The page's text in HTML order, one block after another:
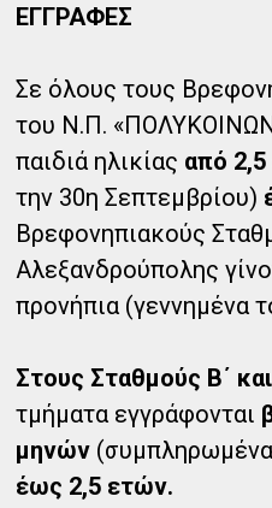
ΕΓΓΡΑΦΕΣ
Σε όλους τους
του Ν.Π.
παιδιά ηλικίας από
την 30η Σεπτεμβρίου)
Βρεφονηπιακούς
Αλεξανδρούπολης
προνήπια (γεννημένα
Στους Σταθμούς Β΄
τμήματα εγγράφονται
μηνών
έως 2,5 ετών.